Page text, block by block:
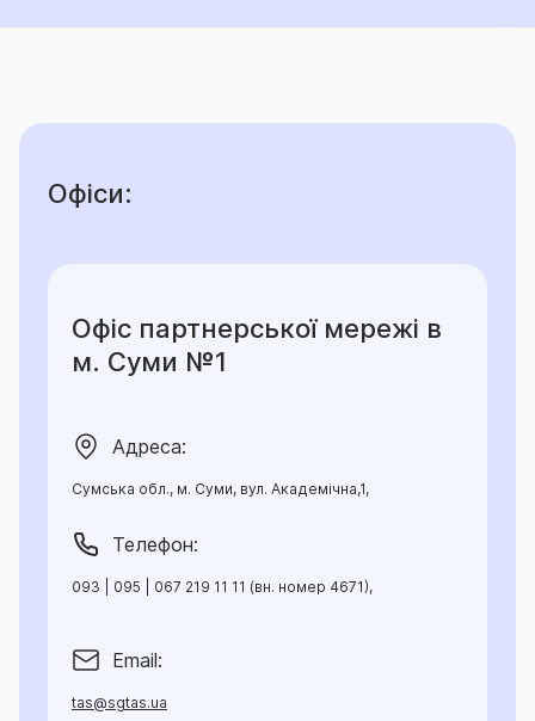
Офіси:
Офіс партнерської мережі в
м. Суми №1
Адреса:
Сумська обл., м. Суми, вул. Академічна,1,
Телефон:
093 | 095 | 067 219 11 11 (вн. номер 4671),
Email:
tas@sgtas.ua